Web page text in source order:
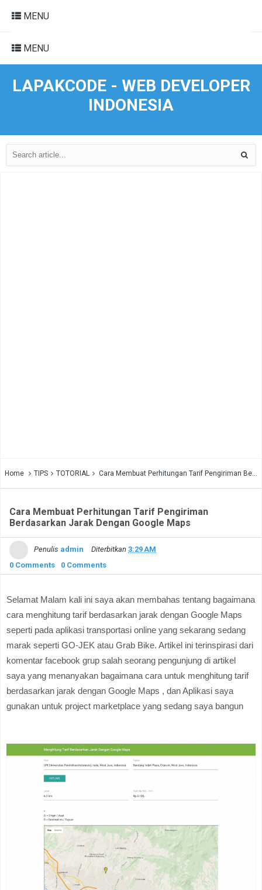
MENU
MENU
LAPAKCODE - WEB DEVELOPER
INDONESIA
Home TIPS TOTORIAL Cara Membuat Perhitungan Tarif Pengiriman Berdasarkan Jarak Dengan Google Maps
Cara Membuat Perhitungan Tarif Pengiriman
Berdasarkan Jarak Dengan Google Maps
Penulis admin Diterbitkan 3:29 AM
0 Comments
0 Comments
Selamat Malam kali ini saya akan membahas tentang bagaimana
cara menghitung tarif berdasarkan jarak dengan Google Maps
seperti pada aplikasi transportasi online yang sekarang sedang
marak seperti GO-JEK atau Grab Bike. Artikel ini terinspirasi dari
komentar facebook grup salah seorang pengunjung di artikel
saya yang menanyakan bagaimana cara untuk menghitung tarif
berdasarkan jarak dengan Google Maps , dan Aplikasi saya
gunakan untuk project marketplace yang sedang saya bangun